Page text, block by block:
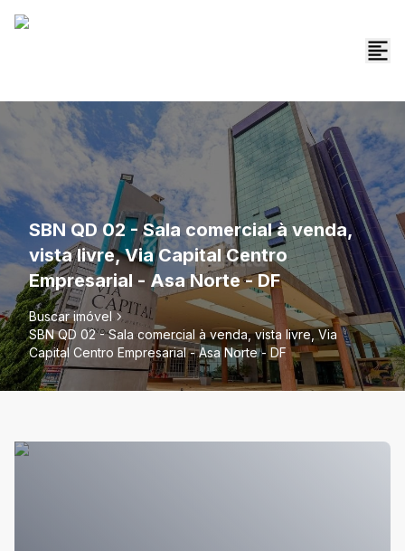
SBN QD 02 - Sala comercial à venda,
vista livre, Via Capital Centro
Empresarial - Asa Norte - DF
Buscar imóvel
SBN QD 02 - Sala comercial à venda, vista livre, Via
Capital Centro Empresarial - Asa Norte - DF